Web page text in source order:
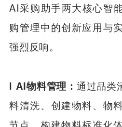
AI采购助手两大核心智
购管理中的创新应用与
强烈反响。
l AI物料管理： 通过品类
料清洗、创建物料、物
节点，构建物料标准化